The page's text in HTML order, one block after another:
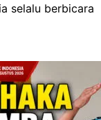
selalu berbicara